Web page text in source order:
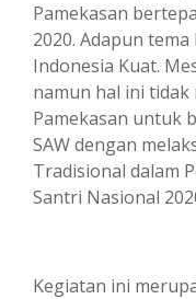
Pamekasan
2020. Adapun
Indonesia Kuat.
namun hal ini
Pamekasan untuk
SAW dengan
Tradisional dalam
Santri Nasional
Kegiatan ini